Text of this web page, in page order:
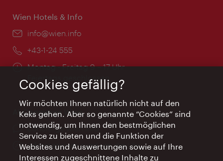
Wien Hotels & Info
Email:
info@wien.info
Telefon:
+43-1-24 555
Öffnungszeiten:
Montag - Freitag 9 – 17 Uhr
Feiertags geschlossen
AI Concierge Wien
Ort:
concierge.wien.info
Öffnungszeiten:
Informationen rund um die Uhr
Cookies gefällig?
Wir möchten Ihnen natürlich nicht auf den
Keks gehen. Aber so genannte “Cookies” sind
notwendig, um Ihnen den bestmöglichen
Service zu bieten und die Funktion der
Websites und Auswertungen sowie auf Ihre
Interessen zugeschnittene Inhalte zu